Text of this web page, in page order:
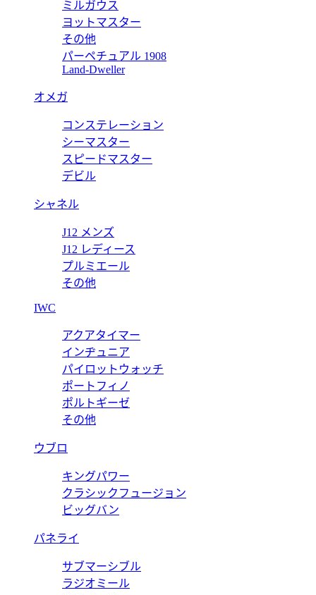
ルズ 8928BB/5W/944 DD0D3L 【2023年新作】
ルズ 8928BR/8D/944/DD0D3L 【2022年新作】
ミルガウス
ヨットマスター
その他
パーペチュアル 1908
Land-Dweller
オメガ
コンステレーション
シーマスター
スピードマスター
デビル
シャネル
J12 メンズ
J12 レディース
プルミエール
その他
IWC
アクアタイマー
インヂュニア
パイロットウォッチ
ポートフィノ
ポルトギーゼ
その他
ウブロ
キングパワー
クラシックフュージョン
ビッグバン
パネライ
サブマーシブル
ラジオミール